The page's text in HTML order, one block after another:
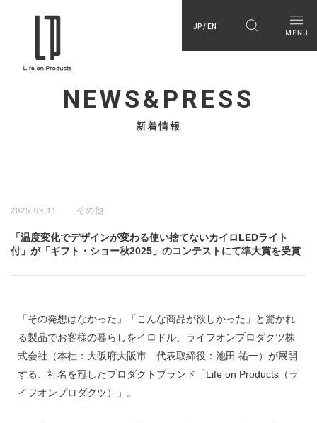
JP / EN
NEWS&PRESS
新着情報
2025.09.11 その他
「温度変化でデザインが変わる使い捨てないカイロLEDライト
付」が「ギフト・ショー秋2025」のコンテストにて準大賞を受賞
「その発想はなかった」「こんな商品が欲しかった」と驚かれ
る製品でお客様の暮らしをイロドル、ライフオンプロダクツ株
式会社（本社：大阪府大阪市 代表取締役：池田 祐一）が展開
する、社名を冠したプロダクトブランド「Life on Products（ラ
イフオンプロダクツ）」。